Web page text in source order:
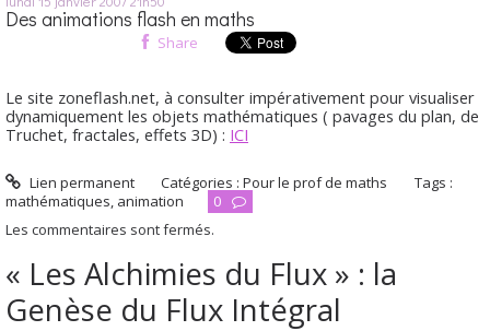
Des animations flash en maths
Share
Le site zoneflash.net, à consulter impérativement pour visualiser
dynamiquement les objets mathématiques ( pavages du plan, de
Truchet, fractales, effets 3D) : ICI
Lien permanent Catégories :Pour le prof de maths
Tags :
mathématiques animation
0
Les commentaires sont fermés.
« Les Alchimies du Flux » : la
Genèse du Flux Intégral